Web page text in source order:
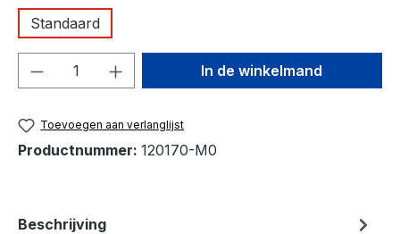
Standaard
Producthoeveelheid: Voer de
In de winkelmand
Toevoegen aan verlanglijst
Productnummer: 120170-M0
Beschrijving